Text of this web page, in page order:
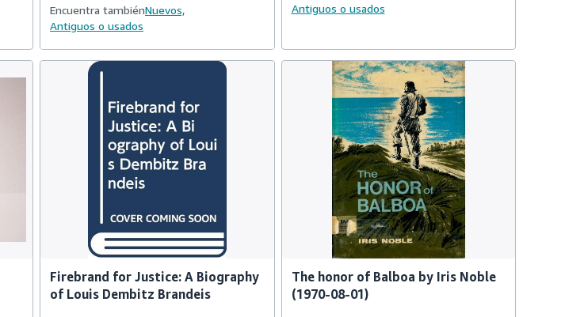
Encuentra tambiénNuevos,
Antiguos o usados
Antiguos o usados
Firebrand for Justice: A Biography
of Louis Dembitz Brandeis
The honor of Balboa by Iris Noble
(1970-08-01)